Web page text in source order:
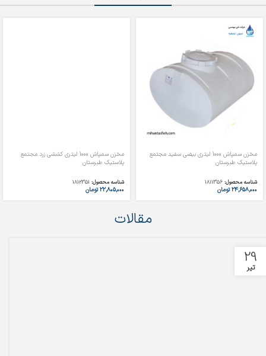
مخزن سمپاش 1000 لیتری بیضی سفید مجتمع
پلاستیک طبرستان
شناسه محصول: 1811356
۲۴,۶۵۸,۰۰۰ تومان
مخزن سمپاش 1000 لیتری کششی زرد مجتمع
پلاستیک طبرستان
شناسه محصول: 1812351
۲۲,۸۰۵,۰۰۰ تومان
مقالات
29
تیر